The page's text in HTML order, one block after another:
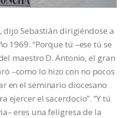
dijo Sebastián dirigiéndose a
1969. “Porque tú –ese tú se
maestro D. Antonio, el gran
–como lo hizo con no pocos
en el seminario diocesano
ejercer el sacerdocio”. “Y tú
eres una feligresa de la